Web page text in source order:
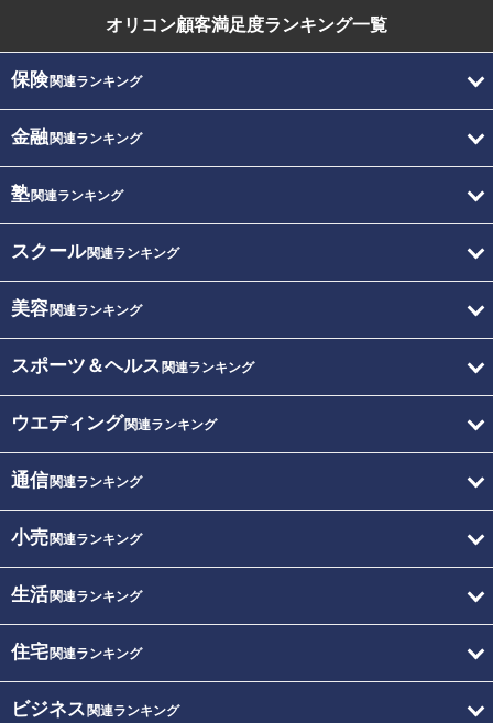
オリコン顧客満足度ランキング一覧
保険関連ランキング
金融関連ランキング
塾関連ランキング
スクール関連ランキング
美容関連ランキング
スポーツ＆ヘルス 関連ランキング
ウエディング関連ランキング
通信関連ランキング
小売関連ランキング
生活関連ランキング
住宅関連ランキング
ビジネス 関連ランキング